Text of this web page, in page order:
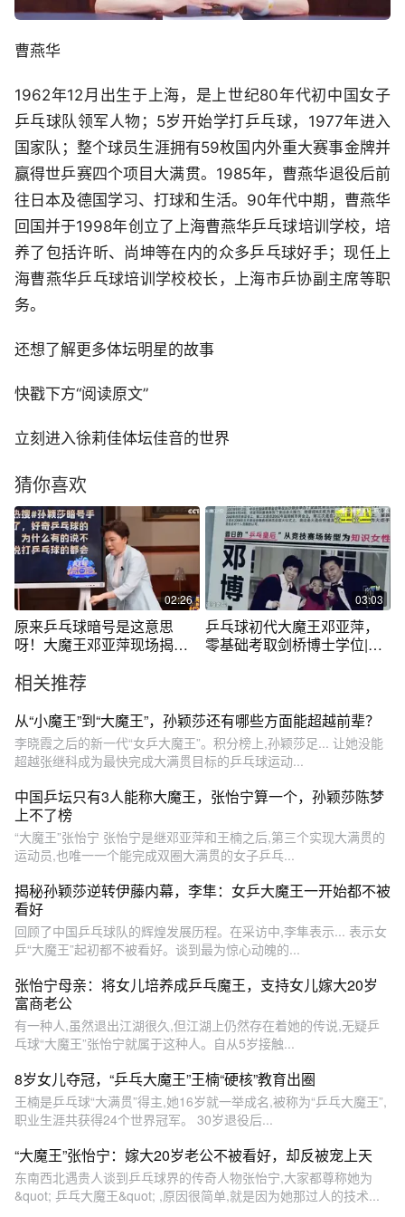
曹燕华
1962年12月出生于上海，是上世纪80年代初中国女子
乒乓球队领军人物；5岁开始学打乒乓球，1977年进入
国家队；整个球员生涯拥有59枚国内外重大赛事金牌并
赢得世乒赛四个项目大满贯。1985年，曹燕华退役后前
往日本及德国学习、打球和生活。90年代中期，曹燕华
回国并于1998年创立了上海曹燕华乒乓球培训学校，培
养了包括许昕、尚坤等在内的众多乒乓球好手；现任上
海曹燕华乒乓球培训学校校长，上海市乒协副主席等职
务。
还想了解更多体坛明星的故事
快戳下方“阅读原文”
立刻进入徐莉佳体坛佳音的世界
猜你喜欢
02:26
原来乒乓球暗号是这意思
呀！大魔王邓亚萍现场揭秘
03:03
乒乓球初代大魔王邓亚萍，
零基础考取剑桥博士学位|你
相关推荐
从“小魔王”到“大魔王”，孙颖莎还有哪些方面能超越前辈？
李晓霞之后的新一代“女乒大魔王”。积分榜上,孙颖莎足... 让她没能
超越张继科成为最快完成大满贯目标的乒乓球运动...
中国乒坛只有3人能称大魔王，张怡宁算一个，孙颖莎陈梦
上不了榜
“大魔王”张怡宁 张怡宁是继邓亚萍和王楠之后,第三个实现大满贯的
运动员,也唯一一个能完成双圈大满贯的女子乒乓...
揭秘孙颖莎逆转伊藤内幕，李隼：女乒大魔王一开始都不被
看好
回顾了中国乒乓球队的辉煌发展历程。在采访中,李隼表示... 表示女
乒“大魔王”起初都不被看好。谈到最为惊心动魄的...
张怡宁母亲：将女儿培养成乒乓魔王，支持女儿嫁大20岁
富商老公
有一种人,虽然退出江湖很久,但江湖上仍然存在着她的传说,无疑乒
乓球“大魔王”张怡宁就属于这种人。自从5岁接触...
8岁女儿夺冠，“乒乓大魔王”王楠“硬核”教育出圈
王楠是乒乓球“大满贯”得主,她16岁就一举成名,被称为“乒乓大魔王”,
职业生涯共获得24个世界冠军。 30岁退役后...
“大魔王”张怡宁：嫁大20岁老公不被看好，却反被宠上天
东南西北遇贵人谈到乒乓球界的传奇人物张怡宁,大家都尊称她为
&quot; 乒乓大魔王&quot; ,原因很简单,就是因为她那过人的技术...